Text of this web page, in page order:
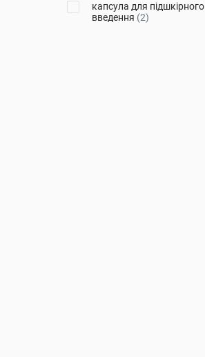
капсула для підшкірного
введення (2)